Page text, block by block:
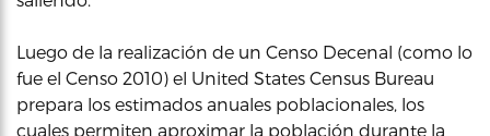
Luego de la realización de un Censo Decenal (como lo
fue el Censo 2010) el United States Census Bureau
prepara los estimados anuales poblacionales, los
cuales permiten aproximar la población durante la